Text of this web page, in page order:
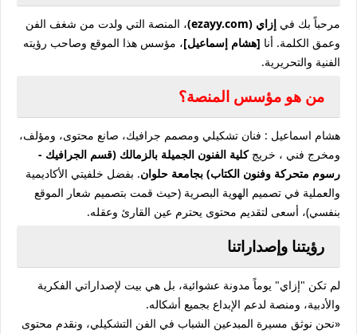
مرحباً بك في إزاي (ezayy.com)
، المنصة التي ولدت من شغف الفن
وعمق الكلمة. أنا [هشام إسماعيل]، مؤسس هذا الموقع وصاحب رؤيته
الفنية والتحريرية.
من هو مؤسس المنصة؟
هشام اسماعيل : فنان تشكيلي ومصمم جرافيك، صانع محتوى، ومؤلف،
ومخرج فني ، خريجكلية الفنون الجميلة بالزمالك (قسم الجرافيك -
رسوم متحركة وفنون الكتاب) بجامعة حلوان. بفضل خلفيتي الأكاديمية
والعملية في تصميم الهوية البصرية (حيث قمت بتصميم شعار الموقع
بنفسي)، أسعى لتقديم محتوى يحترم عين القارئ وعقله.
رؤيتنا وإصداراتنا
لم تكن "إزاي" يوماً مدونة عشوائية، بل هي بيت لإصداراتي الفكرية
والأدبية، ومنصة لدعم الإبداع بجميع أشكاله.
«نحن نوثق مسيرة المبدعين الشباب في الفن التشكيلي، ونقدم محتوى